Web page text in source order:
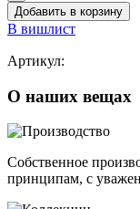
Добавить в корзину
В вишлист
Артикул:
О наших вещах
Собственное
принципам, с